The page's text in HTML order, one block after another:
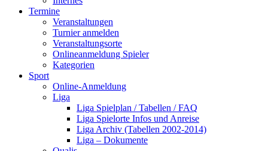
Termine
Veranstaltungen
Turnier anmelden
Veranstaltungsorte
Onlineanmeldung Spieler
Kategorien
Sport
Online-Anmeldung
Liga
Liga Spielplan / Tabellen / FAQ
Liga Spielorte Infos und Anreise
Liga Archiv (Tabellen 2002-2014)
Liga – Dokumente